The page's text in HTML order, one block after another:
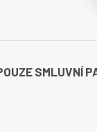
SMLUVNÍ